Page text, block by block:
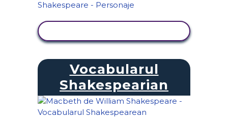
Vocabularul
Shakespearian